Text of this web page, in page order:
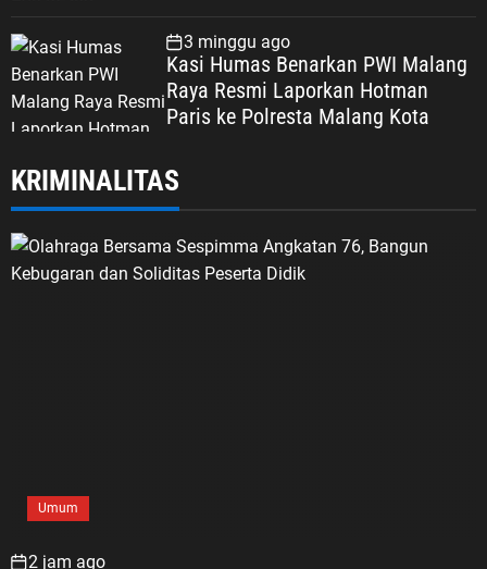
Dipertaruhkan
3 minggu ago
Kasi Humas Benarkan PWI Malang
Raya Resmi Laporkan Hotman
Paris ke Polresta Malang Kota
KRIMINALITAS
Umum
2 jam ago